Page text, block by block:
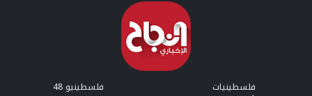
فلسطينيات فلسطينيو 48